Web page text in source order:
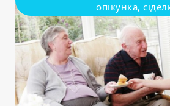
опікунка,